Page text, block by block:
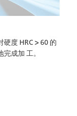
度 HRC > 60 的
成加 工。